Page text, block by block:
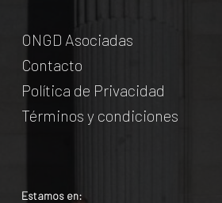
ONGD Asociadas
Contacto
Política de Privacidad
Términos y condiciones
Estamos en: